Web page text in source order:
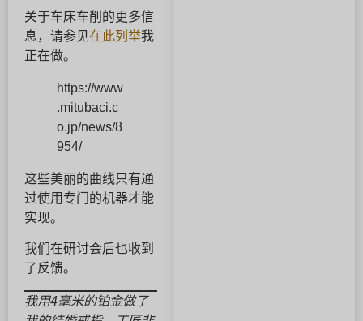
关于车床车削的更多信
息，请参见在此列举我
正在做。
https://www
.mitubaci.c
o.jp/news/8
954/
这些美丽的曲线只有通
过使用专门的机器才能
实现。
我们在研讨会后也收到
了反馈。
我用4毫米的铂金做了